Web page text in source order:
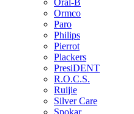
Oral-B
Ormco
Paro
Philips
Pierrot
Plackers
PresiDENT
R.O.C.S.
Ruijie
Silver Care